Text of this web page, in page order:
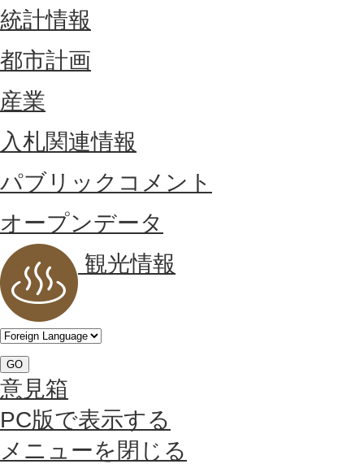
統計情報
都市計画
産業
入札関連情報
パブリックコメント
オープンデータ
観光情報
GO
意見箱
PC版で表示する
メニューを閉じる